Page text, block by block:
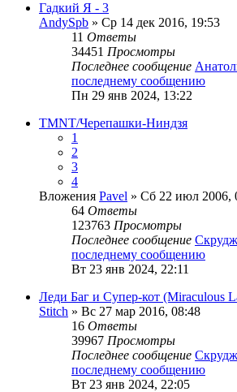
Гадкий Я - 3
AndySpb » Ср 14 дек 2016, 19:53
11 Ответы
34451 Просмотры
Последнее сообщение
последнему сообщению
Пн 29 янв 2024, 13:22
TMNT/Черепашки-Ниндзя
1
2
3
4
Вложения Pavel » Сб 22 июл 2006,
64 Ответы
123763 Просмотры
Последнее сообщение
последнему сообщению
Вт 23 янв 2024, 22:11
Леди Баг и Супер-кот (Miraculous
Stitch » Вс 27 мар 2016, 08:48
16 Ответы
39967 Просмотры
Последнее сообщение
последнему сообщению
Вт 23 янв 2024, 22:05